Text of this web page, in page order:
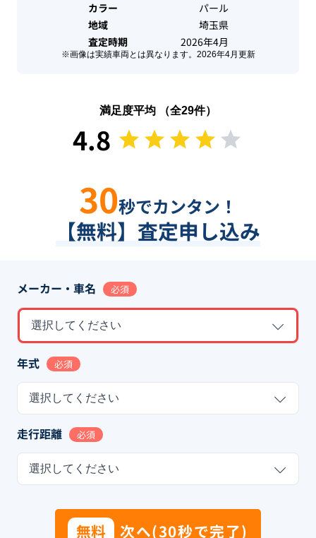
カラー
パール
地域
埼玉県
査定時期
2026年4月
※画像は実績車両とは異なります。 2026年4月 更新
満足度平均 （全29件）
4.8
30秒でカンタン！
【無料】査定申し込み
メーカー・車名 必須
選択してください
年式 必須
選択してください
走行距離 必須
選択してください
無料 次へ(30秒で完了)